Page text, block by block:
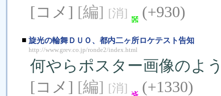
[コメ] [編] [消] (+930)
■ 旋光の輪舞ＤＵＯ、都内二ヶ所ロケテスト告知
http://www.grev.co.jp/ronde2/index.html
何やらポスター画像のよ
[コメ] [編] [消] (+1330)